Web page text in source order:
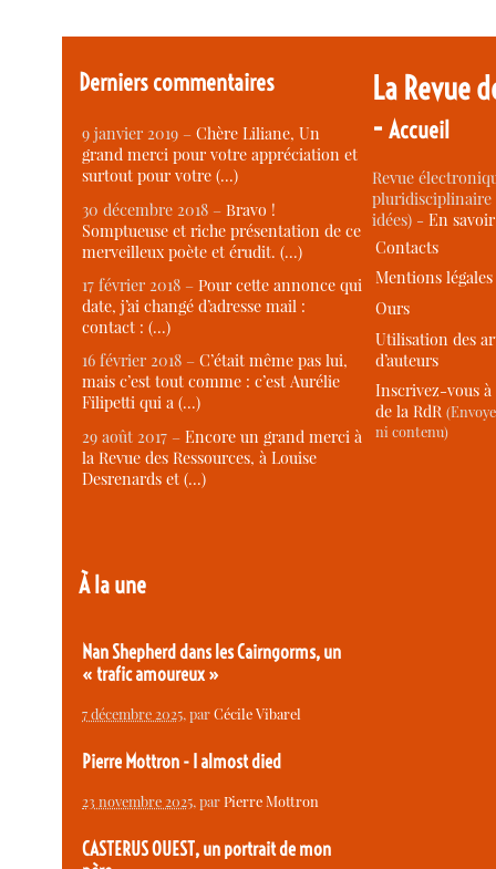
Derniers commentaires
9 janvier 2019 –Chère Liliane, Un
grand merci pour votre appréciation et
surtout pour votre (…)
30 décembre 2018 –Bravo !
Somptueuse et riche présentation de ce
merveilleux poète et érudit. (…)
17 février 2018 –Pour cette annonce qui
date, j’ai changé d’adresse mail :
contact : (…)
16 février 2018 –C’était même pas lui,
mais c’est tout comme : c’est Aurélie
Filipetti qui a (…)
29 août 2017 –Encore un grand merci à
la Revue des Ressources, à Louise
Desrenards et (…)
À la une
Nan Shepherd dans les Cairngorms, un
« trafic amoureux »
7 décembre 2025, parCécile Vibarel
Pierre Mottron - I almost died
23 novembre 2025, parPierre Mottron
CASTERUS OUEST, un portrait de mon
La Revue
-Accueil
Revue
idées) -En
Contacts
Mentions légales
Ours
Utilisation des
d’auteurs
Inscrivez-vous
de la RdR
ni contenu)